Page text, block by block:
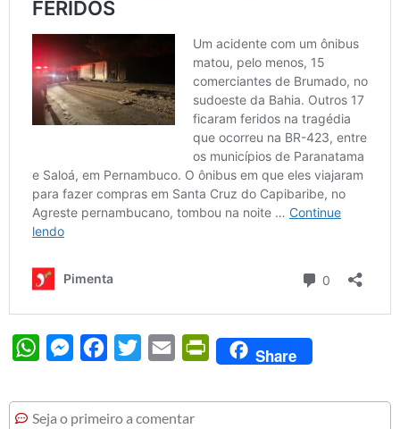
WhatsAppMessengerFacebook
Twitter Email PrintFriendly
Share
Seja o primeiro a comentar